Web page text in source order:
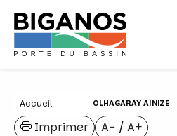
Accueil OLHAGARAY AÏNIZÉ
A− / A+
Imprimer